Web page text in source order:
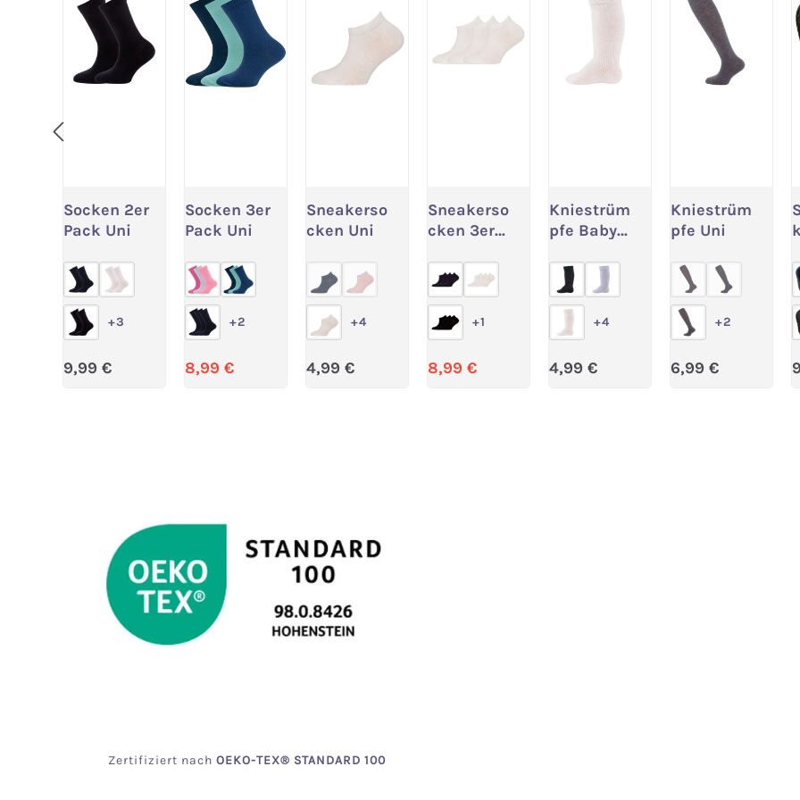
Variante wählen
Socken 2er
Pack Uni
+3
Regulärer Preis:
9,99 €
Variante wählen
Socken 3er
Pack Uni
+2
Verkaufspreis:
8,99 € Regulärer Preis:
Variante wählen
Sneakerso
cken Uni
(Diese Option ist zurzeit nicht verfügbar.)
(Diese Option ist zurzeit nicht verfügbar.)
+4
Regulärer Preis:
4,99 €
Variante wählen
Sneakerso
cken 3er
+1
Verkaufspreis:
8,99 € Regulärer Preis:
Variante wählen
Kniestrüm
pfe Baby
+4
Regulärer Preis:
4,99 €
Variante
Kniestrüm
pfe Uni
(Diese Option ist
(Diese
+2
Regulärer
6,99 €
Zertifiziert nach OEKO-TEX® STANDARD 100